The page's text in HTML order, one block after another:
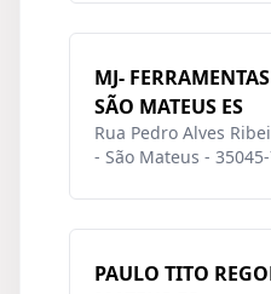
MJ-
SÃO MATEUS ES
Rua Pedro Alves
- São Mateus -
PAULO TITO